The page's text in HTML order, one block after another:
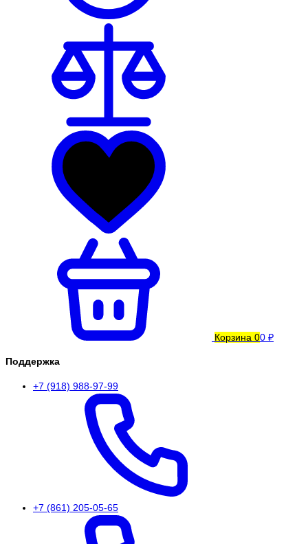
Корзина 00 ₽
Поддержка
+7 (918) 988-97-99
+7 (861) 205-05-65